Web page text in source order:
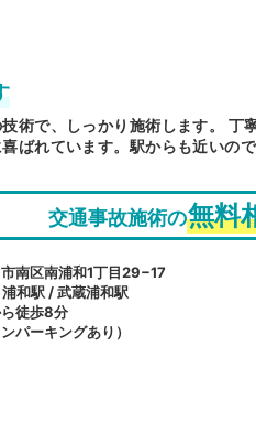
術で、しっかり施術します。 丁
ばれています。駅からも近いの
交通事故施術の無料
南区南浦和1丁目29−17
和駅 / 武蔵浦和駅
徒歩8分
パーキングあり）